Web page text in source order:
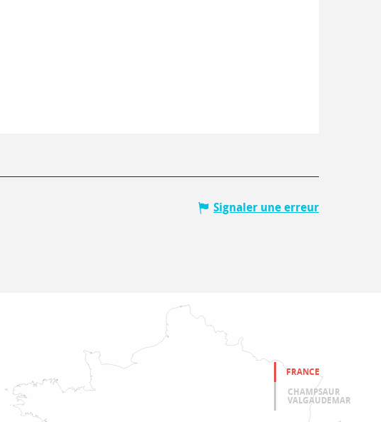
Signaler une erreur
FRANCE
CHAMPSAUR
VALGAUDEMAR